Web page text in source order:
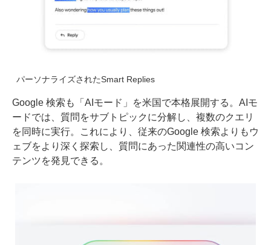
パーソナライズされたSmart Replies
Google 検索も「AIモード」を米国で本格展開する。AIモ
ードでは、質問をサブトピックに分解し、複数のクエリ
を同時に実行。これにより、従来のGoogle 検索よりもウ
ェブをより深く探索し、質問にあった関連性の高いコン
テンツを発見できる。